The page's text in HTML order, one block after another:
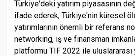
Türkiye'deki yatırım piyasasının
ifade ederek, Türkiye'nin küresel
yatırımlarının önemli bir referans
networking, iş ve finansman
platformu TIF 2022 ile uluslararası